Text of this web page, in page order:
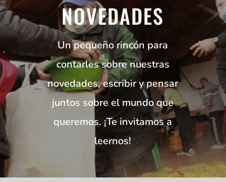
NOVEDADES
Un pequeño rincón para
contarles sobre nuestras
novedades, escribir y pensar
juntos sobre el mundo que
queremos. ¡Te invitamos a
leernos!